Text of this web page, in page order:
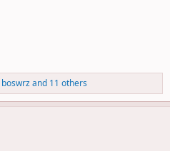
boswrzand 11 others